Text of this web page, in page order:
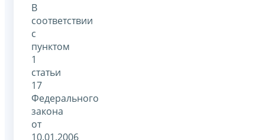
В
соответствии
с
пунктом
1
статьи
17
Федерального
закона
от
10.01.2006